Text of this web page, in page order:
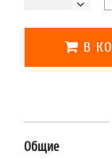
В
Общие